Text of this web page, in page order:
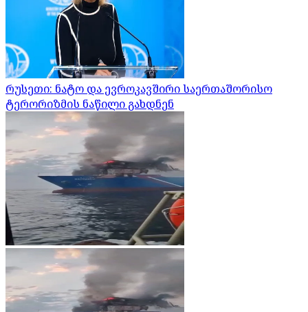
რუსეთი: ნატო და ევროკავშირი საერთაშორისო
ტერორიზმის ნაწილი გახდნენ